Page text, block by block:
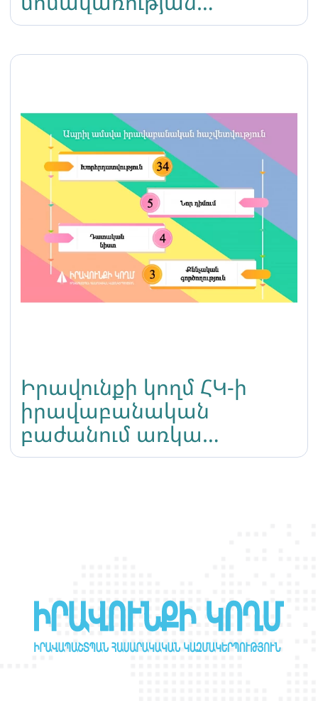
ընթացքում մի խումբ
անձինք հավքիթներ, շշեր
ուղղությամբ
Իրավունքի կողմ ՀԿ-ի
իրավաբանական
բաժանում առկա
գործերի վերաբերյալ